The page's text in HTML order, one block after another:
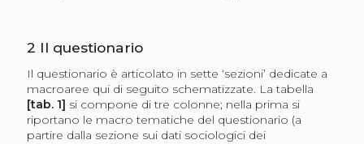
2 Il questionario
Il questionario è articolato in sette ‘sezioni’ dedicate a
macroaree qui di seguito schematizzate. La tabella
[tab. 1] si compone di tre colonne; nella prima si
riportano le macro tematiche del questionario (a
partire dalla sezione sui dati sociologici dei